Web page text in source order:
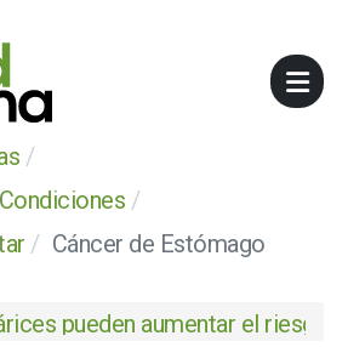
Cáncer de Estómago
pueden aumentar el riesgo